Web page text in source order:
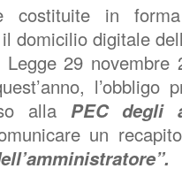
costituite in
domicilio digitale
Legge 29
alla PEC degli
un